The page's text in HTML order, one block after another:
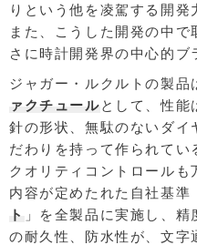
りという他を凌駕する開発
また、こうした開発の中
さに時計開発界の中心的ブ
ジャガー・ルクルトの製品
ァクチュールとして、性能
針の形状、無駄のないダイ
だわりを持って作られてい
クオリティコントロール
内容が定めたれた自社基準
ト 」を全製品に実施し、
の耐久性、防水性が、文字